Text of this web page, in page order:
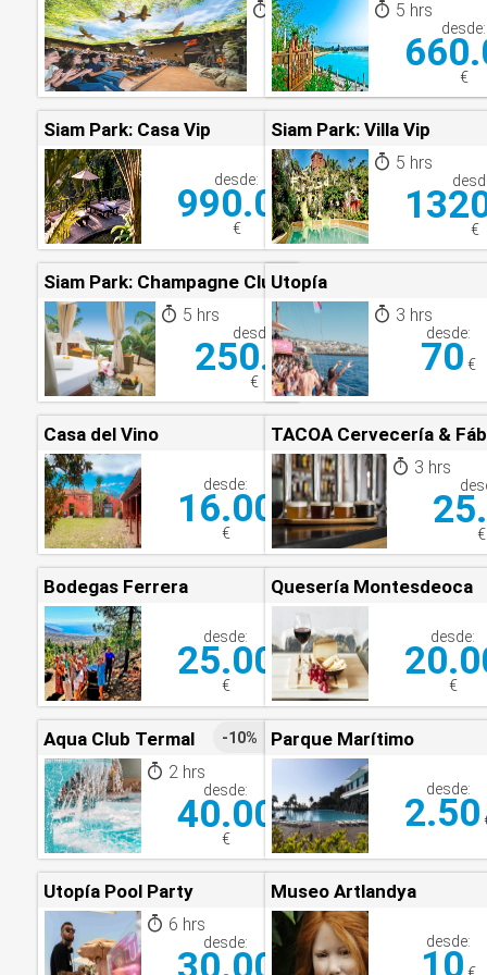
5 hrs
65.00€
5 hrs
desde:
€
Siam Park: Casa Vip
desde:
990.00
€
Siam Park: Villa Vip
5 hrs
€
Siam Park: Champagne Club
5 hrs
desde:
250.00
€
Utopía
3 hrs
desde:
70 €
Casa del Vino
desde:
16.00
€
TACOA Cervecería &
3 hrs
€
Bodegas Ferrera
desde:
25.00
€
Quesería Montesdeoca
desde:
€
Aqua Club Termal -10%
2 hrs
desde:
40.00
€
Parque Marítimo
desde:
2.50
Utopía Pool Party
6 hrs
desde:
Museo Artlandya
desde:
10